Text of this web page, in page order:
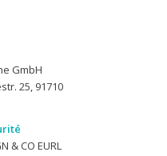
GmbH
25, 91710
& CO EURL